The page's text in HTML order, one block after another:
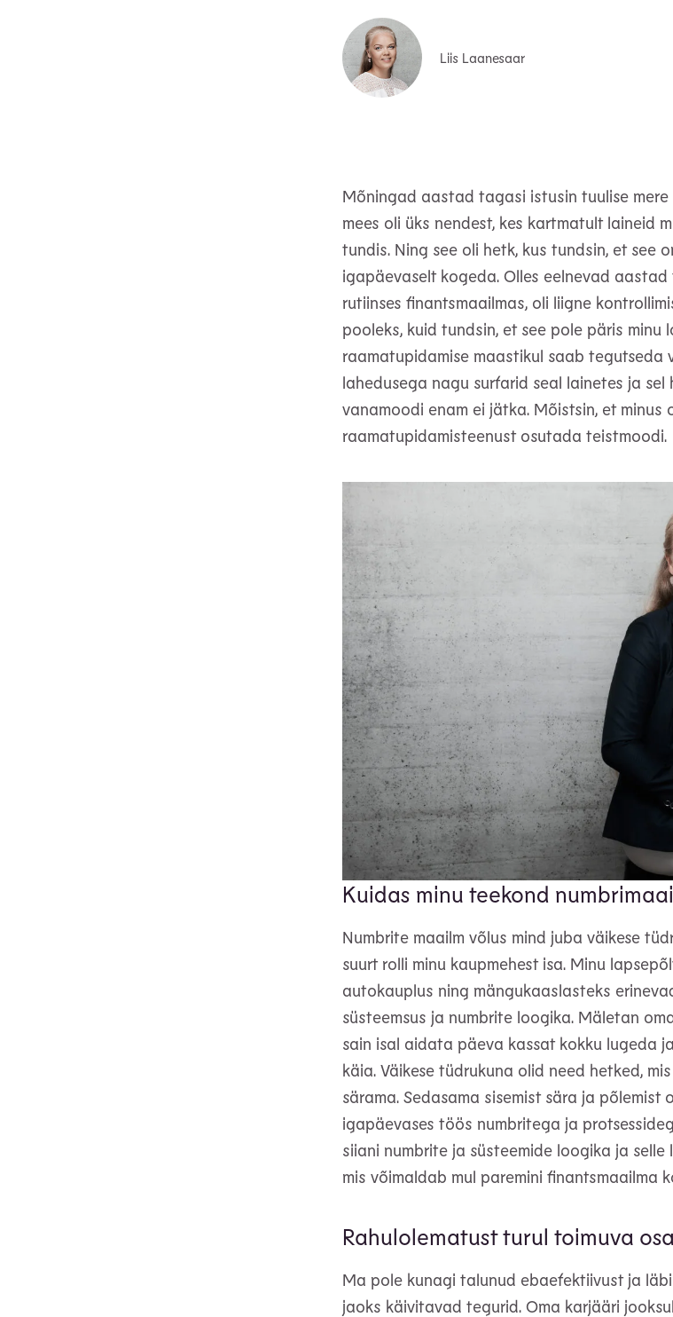
Liis Laanesaar
Mõningad aastad tagasi istusin tuulise
mees oli üks nendest, kes kartmatult laineid
tundis. Ning see oli hetk, kus tundsin, et see
igapäevaselt kogeda. Olles eelnevad
rutiinses finantsmaailmas, oli liigne
pooleks, kuid tundsin, et see pole päris minu
raamatupidamise maastikul saab tegutseda
lahedusega nagu surfarid seal lainetes ja
vanamoodi enam ei jätka. Mõistsin, et minus
raamatupidamisteenust osutada teistmoodi.
Kuidas minu teekond
Numbrite maailm võlus mind juba väikese
suurt rolli minu kaupmehest isa. Minu
autokauplus ning mängukaaslasteks
süsteemsus ja numbrite loogika. Mäletan
sain isal aidata päeva kassat kokku lugeda
käia. Väikese tüdrukuna olid need hetked,
särama. Sedasama sisemist sära ja
igapäevases töös numbritega ja
siiani numbrite ja süsteemide loogika ja
mis võimaldab mul paremini finantsmaailma
Rahulolematust turul toimuva
Ma pole kunagi talunud ebaefektiivust ja
jaoks käivitavad tegurid. Oma karjääri